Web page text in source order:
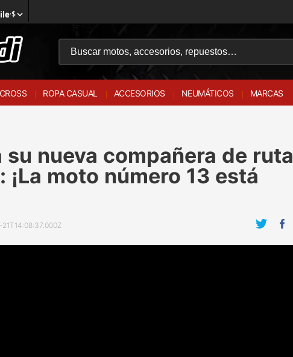
·$
ROPA CASUAL ACCESORIOS NEUMÁTICOS MARCAS
su nueva compañera de ruta
¡La moto número 13 está